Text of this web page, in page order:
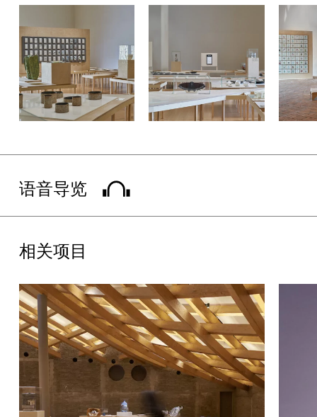
开放的不规则多边形，错落有致的展台组合则打破了传统展览的单
一平面和线性呈现方式——为观众提供多维度的视觉体验，同时
营造了一种流动的视觉韵律。展览首次以艺术作品激活UCCA陶美
术馆建筑空间，每件作品都被赋予独特的展示场域，使之不再是孤
立的个体，而成为与美术馆空间对话的有机整体。本次展览空间由
UCCA展览部杨翛然策划设计。
感谢尤伦斯艺术基金会理事会、UCCA国际委员会、UCCA青年赞
影像伙伴vivo，联合战略合作伙伴彭博，特约战略合作伙伴友邦保
险、巴可、多乐士、真力、北京SKP和Stey长期以来的宝贵支
持，以及闻献DOCUMENTS对本次开幕的特别支持。
展览期间，UCCA精心策划了系列丰富精彩的公共活动，包括特邀
导览、对话与工作坊。展览开幕日，本次展览策展人将以特邀导览
的形式与观众共同走近作品，深入解读展览的内涵与魅力。我们特
别邀请来自日本岐阜县现代陶艺美术馆馆长与专家于2024年11月和
2025年2月来到宜兴，为UCCA陶美术馆的观众们带来一场以展
览为主题的对话和一场工作坊。此外，还有两场工作坊邀请观众亲
手体验陶瓷艺术创作。活动具体信息请以最新官方预告为准。欢迎
关注UCCA官方网站、微信公众号及其他社交网络平台。
语音导览
相关项目